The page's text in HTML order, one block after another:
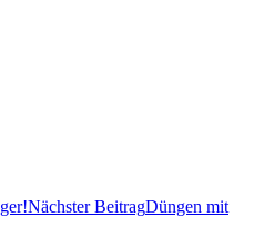
Nächster BeitragDüngen mit